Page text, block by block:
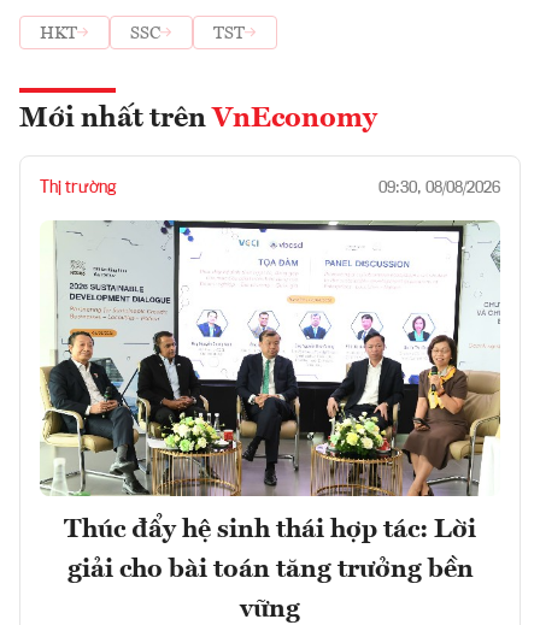
HKT SSC TST
Mới nhất trên VnEconomy
Thị trường 09:30, 08/08/2026
Thúc đẩy hệ sinh thái hợp tác: Lời
giải cho bài toán tăng trưởng bền
vững